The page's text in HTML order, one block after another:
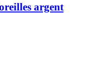
argent